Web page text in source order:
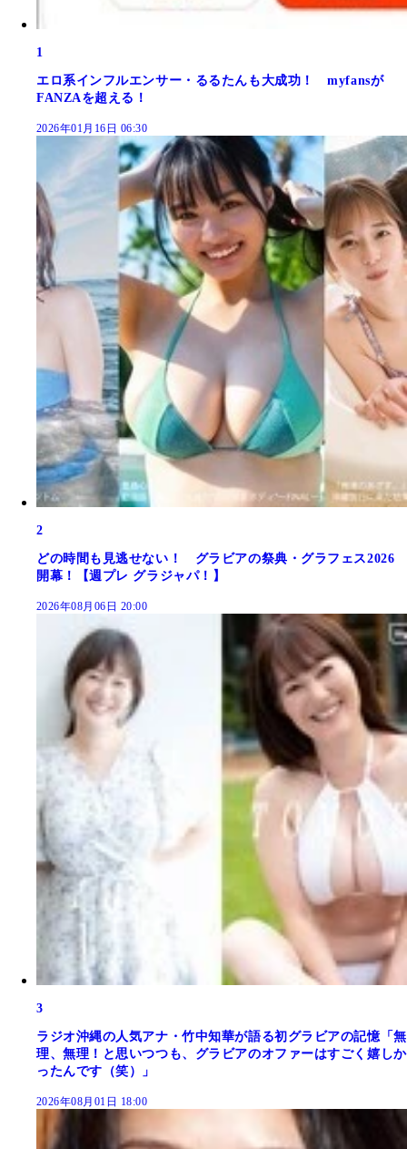
1
エロ系インフルエンサー・るるたんも大成功！ myfansが
FANZAを超える！
2026年01月16日 06:30
2
どの時間も見逃せない！ グラビアの祭典・グラフェス2026
開幕！【週プレ グラジャパ！】
2026年08月06日 20:00
3
ラジオ沖縄の人気アナ・竹中知華が語る初グラビアの記憶「無
理、無理！と思いつつも、グラビアのオファーはすごく嬉しか
ったんです（笑）」
2026年08月01日 18:00